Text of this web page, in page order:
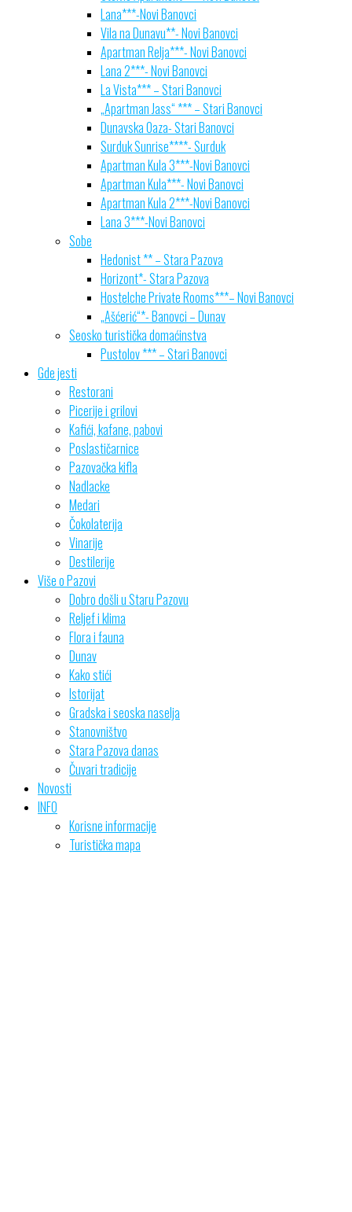
Lana***-Novi Banovci
Vila na Dunavu**- Novi Banovci
Apartman Relja***- Novi Banovci
Lana 2***- Novi Banovci
La Vista*** – Stari Banovci
„Apartman Jass“ *** – Stari Banovci
Dunavska Oaza- Stari Banovci
Surduk Sunrise****- Surduk
Apartman Kula 3***-Novi Banovci
Apartman Kula***- Novi Banovci
Apartman Kula 2***-Novi Banovci
Lana 3***-Novi Banovci
Sobe
Hedonist ** – Stara Pazova
Horizont*- Stara Pazova
Hostelche Private Rooms***– Novi Banovci
„Ašćerić“*- Banovci – Dunav
Seosko turistička domaćinstva
Pustolov *** – Stari Banovci
Gde jesti
Restorani
Picerije i grilovi
Kafići, kafane, pabovi
Poslastičarnice
Pazovačka kifla
Nadlacke
Medari
Čokolaterija
Vinarije
Destilerije
Više o Pazovi
Dobro došli u Staru Pazovu
Reljef i klima
Flora i fauna
Dunav
Kako stići
Istorijat
Gradska i seoska naselja
Stanovništvo
Stara Pazova danas
Čuvari tradicije
Novosti
INFO
Korisne informacije
Turistička mapa